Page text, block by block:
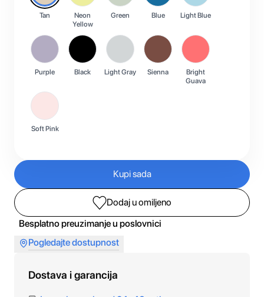
Tan
Neon
Yellow
Green Blue Light Blue
Purple Black Light Gray Sienna
Bright
Guava
Soft Pink
Kupi sada
Dodaj u omiljeno
Besplatno preuzimanje u poslovnici
Pogledajte dostupnost
Dostava i garancija